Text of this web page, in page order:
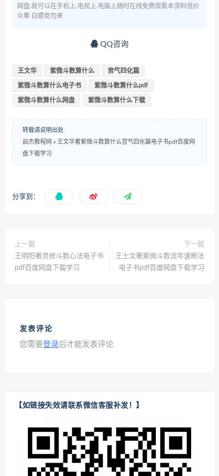
网盘,就可以在手机上,电视上,电脑上随时在线免费观看本资料低价
众筹 白嫖党勿来
QQ咨询
王文华 紫微斗数算什么 宫气四化篇
紫微斗数算什么电子书 紫微斗数算什么pdf
紫微斗数算什么网盘 紫微斗数算什么下载
转载请说明出处
启杰教程网 » 王文华著紫微斗数算什么宫气四化篇电子书pdf百度网
盘下载学习
分享到：
上一篇
王明阳著灵修斗数心法电子书
pdf百度网盘下载学习
下一篇
王士文著紫微斗数流年速断法
电子书pdf百度网盘下载学习
发表评论
您需要登录后才能发表评论
【如链接失效请联系微信客服补发！】